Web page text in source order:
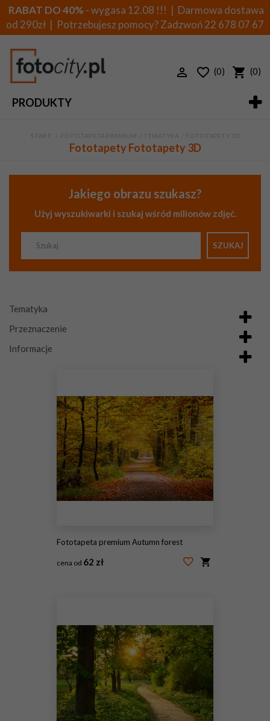
RABAT DO 40% - wygasa 12.08 !!! | Darmowa dostawa
od 290zł | Potrzebujesz pomocy? Zadzwoń22 678 07 67
PRODUKTY
(0) (0)
Fototapety Fototapety 3D
Jakiego obrazu szukasz?
Użyj wyszukiwarki i szukaj wśród milionów zdjęć.
SZUKAJ
Tematyka
Przeznaczenie
Informacje
Fototapeta premium Autumn forest
cena od 62 zł